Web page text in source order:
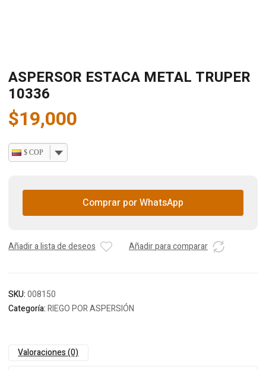
ASPERSOR ESTACA METAL TRUPER
10336
$19,000
$ COP
Comprar por WhatsApp
Añadir a lista de deseos Añadir para comparar
SKU:008150
Categoría:RIEGO POR ASPERSIÓN
Valoraciones (0)